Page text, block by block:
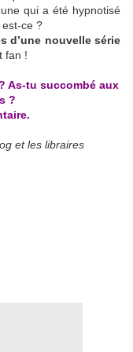
qui a été hypnotisé
ce ?
d’une nouvelle série
fan !
As-tu succombé aux
?
et les libraires